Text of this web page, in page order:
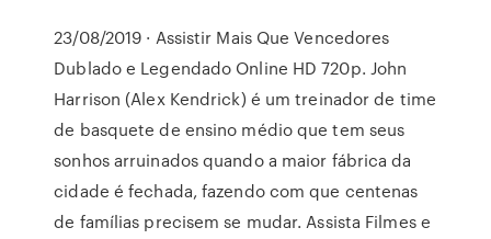
23/08/2019 · Assistir Mais Que Vencedores
Dublado e Legendado Online HD 720p. John
Harrison (Alex Kendrick) é um treinador de time
de basquete de ensino médio que tem seus
sonhos arruinados quando a maior fábrica da
cidade é fechada, fazendo com que centenas
de famílias precisem se mudar. Assista Filmes e